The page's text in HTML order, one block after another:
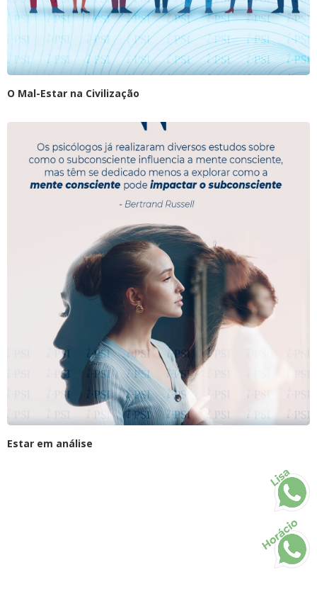
O Mal-Estar na Civilização
Estar em análise